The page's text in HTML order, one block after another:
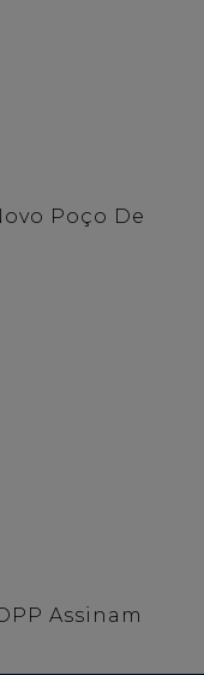
Poço De
Assinam